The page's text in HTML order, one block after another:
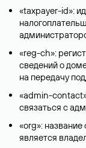
«taxpayer-id»:
«reg-ch»:
сведений о
на передачу
«admin-
связаться с
«org»:
является